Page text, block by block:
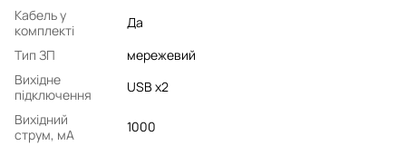
Кабель у
комплекті
Да
Тип ЗП
мережевий
Вихідне
підключення
USB x2
Вихідний
струм, мA
1000